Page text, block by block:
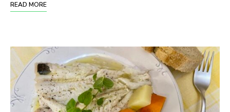
READ MORE